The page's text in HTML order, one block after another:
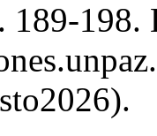
189-198.